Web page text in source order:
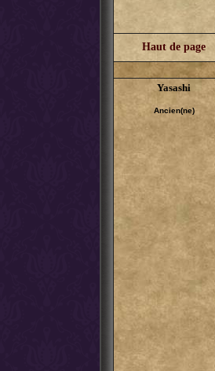
Haut de page
Yasashi
Ancien(ne)